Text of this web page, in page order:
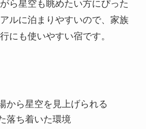
ら星空も眺めたい方にぴった
ルに泊まりやすいので、家族
にも使いやすい宿です。
から星空を見上げられる
落ち着いた環境